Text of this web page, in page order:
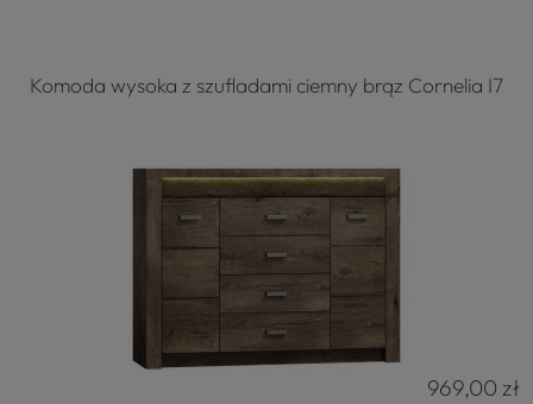
Komoda wysoka z szufladami ciemny brąz Cornelia I7
969,00 zł